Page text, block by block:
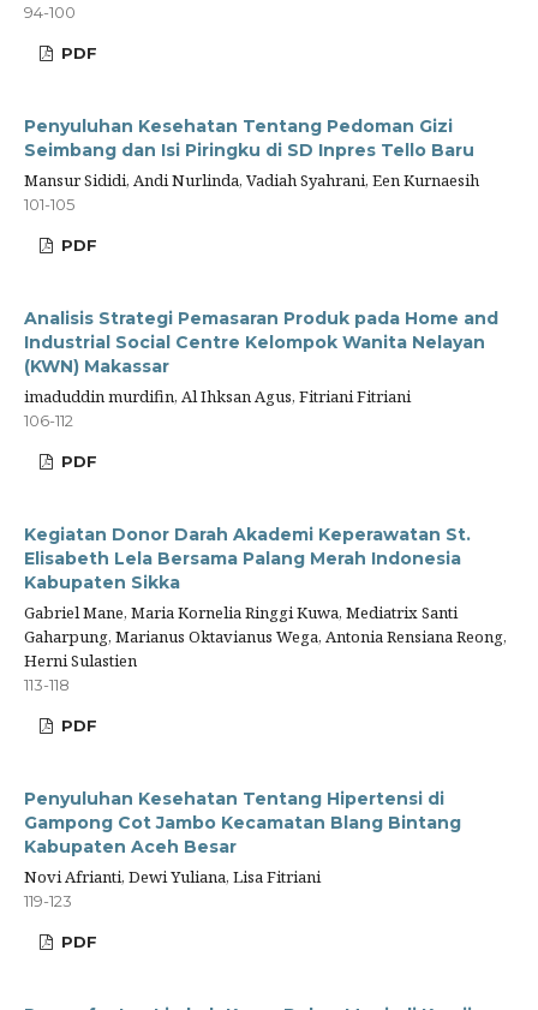
94-100
PDF
Penyuluhan Kesehatan Tentang Pedoman Gizi
Seimbang dan Isi Piringku di SD Inpres Tello Baru
Mansur Sididi, Andi Nurlinda, Vadiah Syahrani, Een Kurnaesih
101-105
PDF
Analisis Strategi Pemasaran Produk pada Home and
Industrial Social Centre Kelompok Wanita Nelayan
(KWN) Makassar
imaduddin murdifin, Al Ihksan Agus, Fitriani Fitriani
106-112
PDF
Kegiatan Donor Darah Akademi Keperawatan St.
Elisabeth Lela Bersama Palang Merah Indonesia
Kabupaten Sikka
Gabriel Mane, Maria Kornelia Ringgi Kuwa, Mediatrix Santi
Gaharpung, Marianus Oktavianus Wega, Antonia Rensiana Reong,
Herni Sulastien
113-118
PDF
Penyuluhan Kesehatan Tentang Hipertensi di
Gampong Cot Jambo Kecamatan Blang Bintang
Kabupaten Aceh Besar
Novi Afrianti, Dewi Yuliana, Lisa Fitriani
119-123
PDF